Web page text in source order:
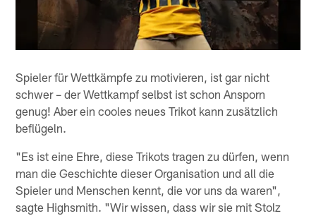
Spieler für Wettkämpfe zu motivieren, ist gar nicht
schwer – der Wettkampf selbst ist schon Ansporn
genug! Aber ein cooles neues Trikot kann zusätzlich
beflügeln.
"Es ist eine Ehre, diese Trikots tragen zu dürfen, wenn
man die Geschichte dieser Organisation und all die
Spieler und Menschen kennt, die vor uns da waren",
sagte Highsmith. "Wir wissen, dass wir sie mit Stolz